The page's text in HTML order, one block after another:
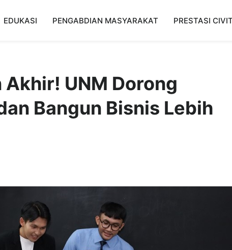
EDUKASI PENGABDIAN MASYARAKAT PRESTASI
UNM Dorong
Bangun Bisnis Lebih